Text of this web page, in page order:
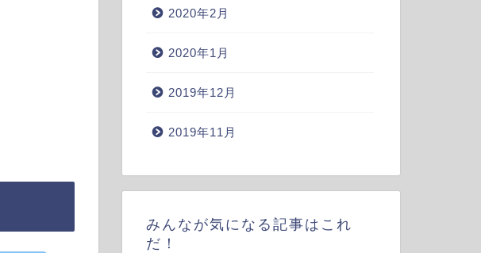
2020年2月
2020年1月
2019年12月
2019年11月
みんなが気になる記事はこれ
だ！